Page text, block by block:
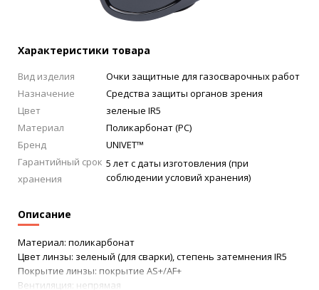
Характеристики товара
Описание
Материал: поликарбонат
Цвет линзы: зеленый (для сварки), степень затемнения IR5
Покрытие линзы: покрытие AS+/AF+
Вентиляция: непрямая
Вид изделия
Очки защитные для газосварочных работ
Назначение
Средства защиты органов зрения
Цвет
зеленые IR5
Материал
Поликарбонат (РС)
Бренд
UNIVET™
Гарантийный срок
хранения
5 лет с даты изготовления (при
соблюдении условий хранения)